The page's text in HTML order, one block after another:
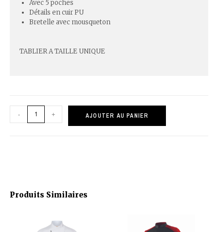
Avec 5 poches
Détails en cuir PU
Bretelle avec mousqueton
TABLIER A TAILLE UNIQUE
- + AJOUTER AU PANIER
Produits Similaires